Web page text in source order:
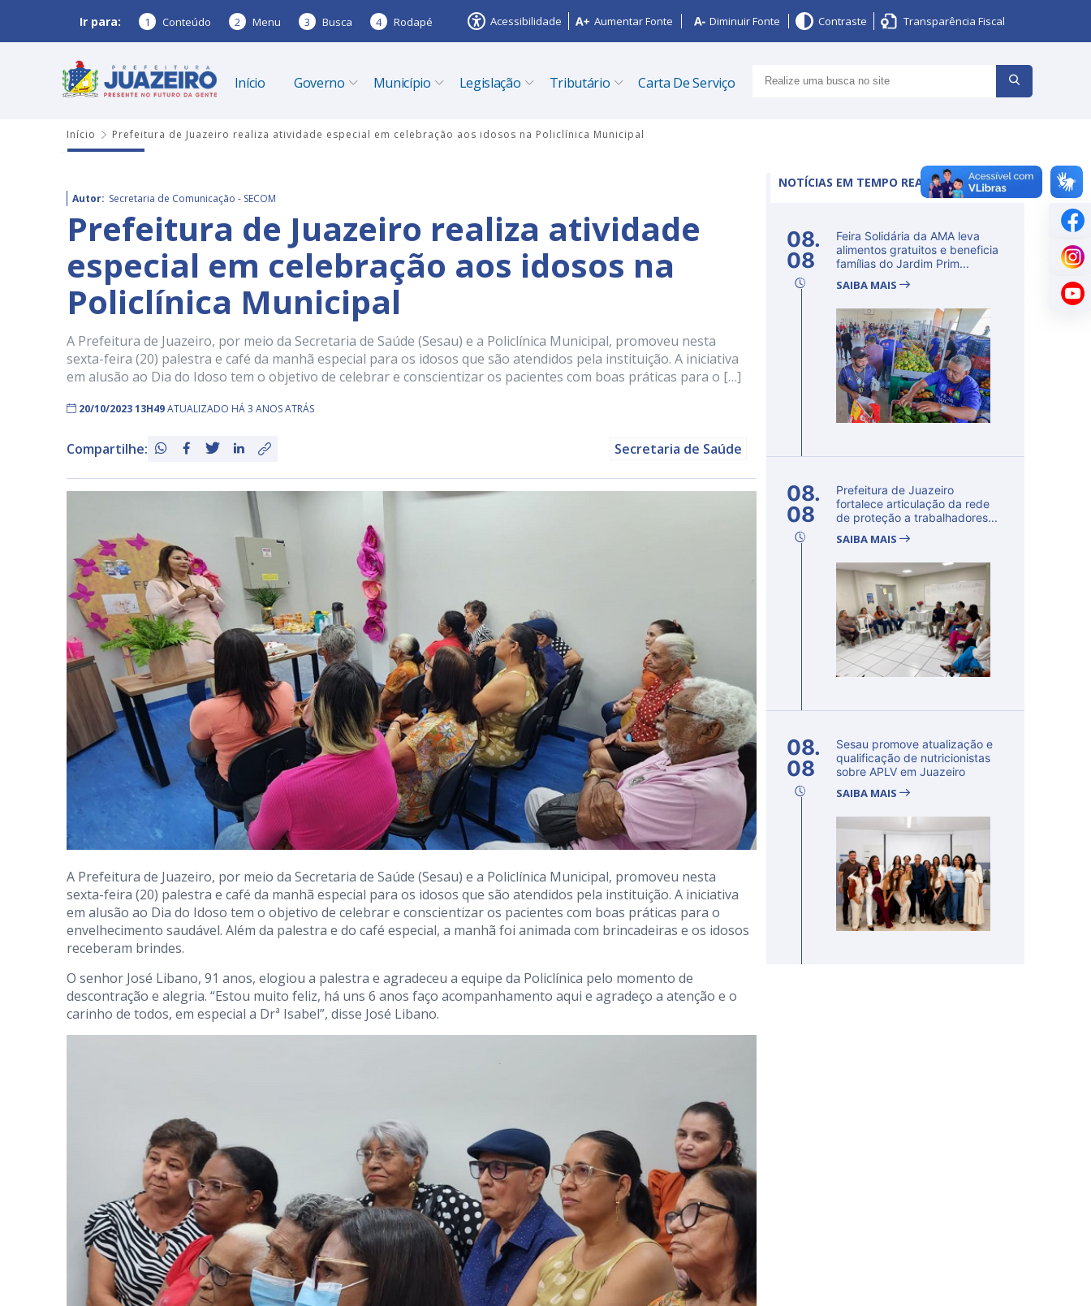
Ir para: 1 Conteúdo 2 Menu 3 Busca 4 Rodapé Acessibilidade Aumentar Fonte Diminuir Fonte Contraste Transparência Fiscal
Início Governo Município Legislação Tributário Carta De Serviço
Início Prefeitura de Juazeiro realiza atividade especial em celebração aos idosos na Policlínica Municipal
Autor: Secretaria de Comunicação - SECOM
Prefeitura de Juazeiro realiza atividade
especial em celebração aos idosos na
Policlínica Municipal
A Prefeitura de Juazeiro, por meio da Secretaria de Saúde (Sesau) e a Policlínica Municipal, promoveu nesta
sexta-feira (20) palestra e café da manhã especial para os idosos que são atendidos pela instituição. A iniciativa
em alusão ao Dia do Idoso tem o objetivo de celebrar e conscientizar os pacientes com boas práticas para o […]
20/10/2023 13H49ATUALIZADO HÁ 3 ANOS ATRÁS
Compartilhe: Secretaria de Saúde
A Prefeitura de Juazeiro, por meio da Secretaria de Saúde (Sesau) e a Policlínica Municipal, promoveu nesta
sexta-feira (20) palestra e café da manhã especial para os idosos que são atendidos pela instituição. A iniciativa
em alusão ao Dia do Idoso tem o objetivo de celebrar e conscientizar os pacientes com boas práticas para o
envelhecimento saudável. Além da palestra e do café especial, a manhã foi animada com brincadeiras e os idosos
receberam brindes.
O senhor José Libano, 91 anos, elogiou a palestra e agradeceu a equipe da Policlínica pelo momento de
descontração e alegria. “Estou muito feliz, há uns 6 anos faço acompanhamento aqui e agradeço a atenção e o
carinho de todos, em especial a Drª Isabel”, disse José Libano.
NOTÍCIAS EM TEMPO REAL
08.
08
Feira Solidária da AMA leva
alimentos gratuitos e beneficia
famílias do Jardim Prim...
SAIBA MAIS
08.
08
Prefeitura de Juazeiro
fortalece articulação da rede
de proteção a trabalhadores...
SAIBA MAIS
08.
08
Sesau promove atualização e
qualificação de nutricionistas
sobre APLV em Juazeiro
SAIBA MAIS